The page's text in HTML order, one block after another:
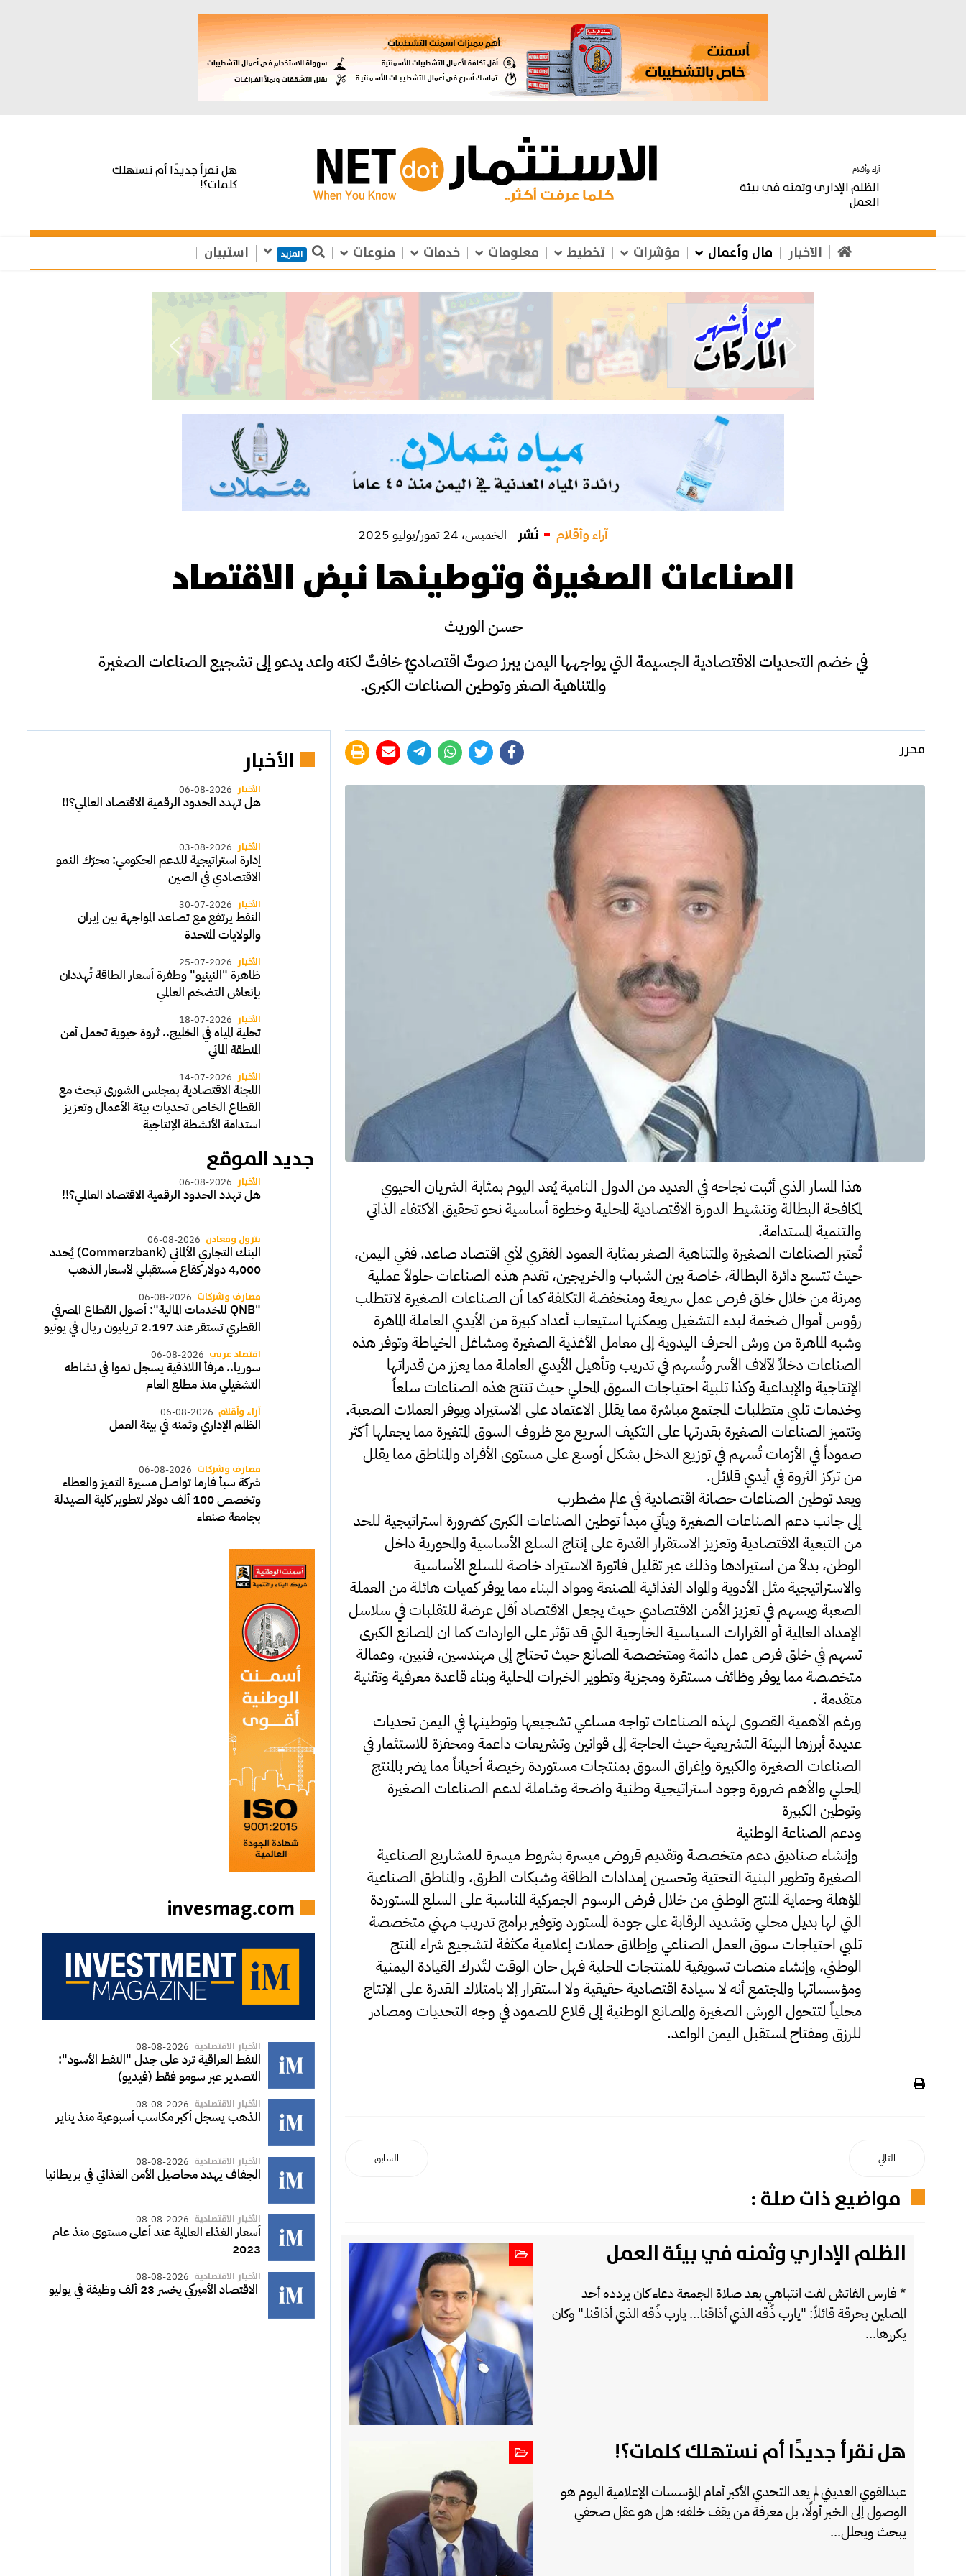
آراء وأقلام
الظلم الإداري وثمنه في بيئة
العمل
هل نقرأ جديدًا أم نستهلك
كلمات؟!
الأخبار مال وأعمال مؤشرات تخطيط معلومات خدمات منوعات المزيد استبيان
آراء وأقلام نُشر الخميس، 24 تموز/يوليو 2025
الصناعات الصغيرة وتوطينها نبض الاقتصاد
حسن الوريث
في خضم التحديات الاقتصادية الجسيمة التي يواجهها اليمن يبرز صوتٌ اقتصاديٌ خافتٌ لكنه واعد يدعو إلى تشجيع الصناعات الصغيرة
والمتناهية الصغر وتوطين الصناعات الكبرى.
محرر
هذا المسار الذي أثبت نجاحه في العديد من الدول النامية يُعد اليوم بمثابة الشريان الحيوي
لمكافحة البطالة وتنشيط الدورة الاقتصادية المحلية وخطوة أساسية نحو تحقيق الاكتفاء الذاتي
والتنمية المستدامة.
تُعتبر الصناعات الصغيرة والمتناهية الصغر بمثابة العمود الفقري لأي اقتصاد صاعد. ففي اليمن،
حيث تتسع دائرة البطالة، خاصة بين الشباب والخريجين، تقدم هذه الصناعات حلولاً عملية
ومرنة من خلال خلق فرص عمل سريعة ومنخفضة التكلفة كما أن الصناعات الصغيرة لاتتطلب
رؤوس أموال ضخمة لبدء التشغيل ويمكنها استيعاب أعداد كبيرة من الأيدي العاملة الماهرة
وشبه الماهرة من ورش الحرف اليدوية إلى معامل الأغذية الصغيرة ومشاغل الخياطة وتوفر هذه
الصناعات دخلاً لآلاف الأسر وتُسهم في تدريب وتأهيل الأيدي العاملة مما يعزز من قدراتها
الإنتاجية والإبداعية وكذا تلبية احتياجات السوق المحلي حيث تنتج هذه الصناعات سلعاً
وخدمات تلبي متطلبات المجتمع مباشرة مما يقلل الاعتماد على الاستيراد ويوفر العملات الصعبة.
وتتميز الصناعات الصغيرة بقدرتها على التكيف السريع مع ظروف السوق المتغيرة مما يجعلها أكثر
صموداً في الأزمات تُسهم في توزيع الدخل بشكل أوسع على مستوى الأفراد والمناطق مما يقلل
من تركز الثروة في أيدي قلائل.
ويعد توطين الصناعات حصانة اقتصادية في عالم مضطرب
إلى جانب دعم الصناعات الصغيرة ويأتي مبدأ توطين الصناعات الكبرى كضرورة استراتيجية للحد
من التبعية الاقتصادية وتعزيز الاستقرار القدرة على إنتاج السلع الأساسية والمحورية داخل
الوطن، بدلاً من استيرادها وذلك عبر تقليل فاتورة الاستيراد خاصة للسلع الأساسية
والاستراتيجية مثل الأدوية والمواد الغذائية المصنعة ومواد البناء مما يوفر كميات هائلة من العملة
الصعبة ويسهم في تعزيز الأمن الاقتصادي حيث يجعل الاقتصاد أقل عرضة للتقلبات في سلاسل
الإمداد العالمية أو القرارات السياسية الخارجية التي قد تؤثر على الواردات كما ان المصانع الكبرى
تسهم في خلق فرص عمل دائمة ومتخصصة المصانع حيث تحتاج إلى مهندسين، فنيين، وعمالة
متخصصة مما يوفر وظائف مستقرة ومجزية وتطوير الخبرات المحلية وبناء قاعدة معرفية وتقنية
متقدمة .
ورغم الأهمية القصوى لهذه الصناعات تواجه مساعي تشجيعها وتوطينها في اليمن تحديات
عديدة أبرزها البيئة التشريعية حيث الحاجة إلى قوانين وتشريعات داعمة ومحفزة للاستثمار في
الصناعات الصغيرة والكبيرة وإغراق السوق بمنتجات مستوردة رخيصة أحياناً مما يضر بالمنتج
المحلي والأهم ضرورة وجود استراتيجية وطنية واضحة وشاملة لدعم الصناعات الصغيرة
وتوطين الكبيرة
ودعم الصناعة الوطنية
وإنشاء صناديق دعم متخصصة وتقديم قروض ميسرة بشروط ميسرة للمشاريع الصناعية
الصغيرة وتطوير البنية التحتية وتحسين إمدادات الطاقة وشبكات الطرق، والمناطق الصناعية
المؤهلة وحماية المنتج الوطني من خلال فرض الرسوم الجمركية المناسبة على السلع المستوردة
التي لها بديل محلي وتشديد الرقابة على جودة المستورد وتوفير برامج تدريب مهني متخصصة
تلبي احتياجات سوق العمل الصناعي وإطلاق حملات إعلامية مكثفة لتشجيع شراء المنتج
الوطني، وإنشاء منصات تسويقية للمنتجات المحلية فهل حان الوقت لتُدرك القيادة اليمنية
ومؤسساتها والمجتمع أنه لا سيادة اقتصادية حقيقية ولا استقرار إلا بامتلاك القدرة على الإنتاج
محلياً لتتحول الورش الصغيرة والمصانع الوطنية إلى قلاع للصمود في وجه التحديات ومصادر
للرزق ومفتاح لمستقبل اليمن الواعد.
السابق التالي
مواضيع ذات صلة :
الظلم الإداري وثمنه في بيئة العمل
* فارس الفاتش لفت انتباهي بعد صلاة الجمعة دعاء كان يردده أحد
المصلين بحرقة قائلاً: "يارب ذُقه الذي أذاقنا... يارب ذُقه الذي أذاقنا." وكان
يكررها...
هل نقرأ جديدًا أم نستهلك كلمات؟!
عبدالقوي العديني لم يعد التحدي الأكبر أمام المؤسسات الإعلامية اليوم هو
الوصول إلى الخبر أولًا، بل معرفة من يقف خلفه؛ هل هو عقل صحفي
يبحث ويحلل...
الأخبار
الأخبار 06-08-2026
هل تهدد الحدود الرقمية الاقتصاد العالمي؟!!
الأخبار 03-08-2026
إدارة استراتيجية للدعم الحكومي: محرّك النمو
الاقتصادي في الصين
الأخبار 30-07-2026
النفط يرتفع مع تصاعد المواجهة بين إيران
والولايات المتحدة
الأخبار 25-07-2026
ظاهرة "النينيو" وطفرة أسعار الطاقة تُهددان
بإنعاش التضخم العالمي
الأخبار 18-07-2026
تحلية المياه في الخليج.. ثروة حيوية تحمل أمن
المنطقة المائي
الأخبار 14-07-2026
اللجنة الاقتصادية بمجلس الشورى تبحث مع
القطاع الخاص تحديات بيئة الأعمال وتعزيز
استدامة الأنشطة الإنتاجية
جديد الموقع
الأخبار 06-08-2026
هل تهدد الحدود الرقمية الاقتصاد العالمي؟!!
بترول ومعادن 06-08-2026
البنك التجاري الألماني (Commerzbank) يُحدد
4,000 دولار كقاع مستقبلي لأسعار الذهب
مصارف وشركات 06-08-2026
"QNB للخدمات المالية": أصول القطاع المصرفي
القطري تستقر عند 2.197 تريليون ريال في يونيو
اقتصاد عربي 06-08-2026
سوريا.. مرفأ اللاذقية يسجل نموا في نشاطه
التشغيلي منذ مطلع العام
آراء وأقلام 06-08-2026
الظلم الإداري وثمنه في بيئة العمل
مصارف وشركات 06-08-2026
شركة سبأ فارما تواصل مسيرة التميز والعطاء
وتخصص 100 ألف دولار لتطوير كلية الصيدلة
بجامعة صنعاء
invesmag.com
الأخبار الاقتصادية 08-08-2026
النفط العراقية ترد على جدل "النفط الأسود":
التصدير عبر سومو فقط (فيديو)
الأخبار الاقتصادية 08-08-2026
الذهب يسجل أكبر مكاسب أسبوعية منذ يناير
الأخبار الاقتصادية 08-08-2026
الجفاف يهدد محاصيل الأمن الغذائي في بريطانيا
الأخبار الاقتصادية 08-08-2026
أسعار الغذاء العالمية عند أعلى مستوى منذ عام
2023
الأخبار الاقتصادية 08-08-2026
الاقتصاد الأميركي يخسر 23 ألف وظيفة في يوليو